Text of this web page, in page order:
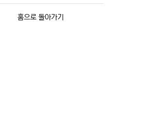
홈으로 돌아가기